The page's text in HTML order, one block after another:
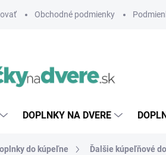
Obchodné podmienky
DOPLNKY NA DVERE
do kúpeľne Ďalšie kúpeľňové